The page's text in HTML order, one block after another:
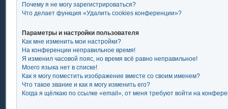
Почему я не могу зарегистрироваться?
Что делает функция «Удалить cookies конференции»?
Параметры и настройки пользователя
Как мне изменить мои настройки?
На конференции неправильное время!
Я изменил часовой пояс, но время всё равно неправильное!
Моего языка нет в списке!
Как я могу поместить изображение вместе со своим именем?
Что такое звание и как я могу изменить его?
Когда я щёлкаю по ссылке «email», от меня требуют войти на